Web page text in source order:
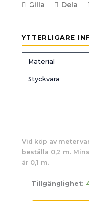
Gilla Dela
YTTERLIGARE
Material
Styckvara
Vid köp av
beställa 0,2 m.
är 0,1 m.
Tillgänglighet: